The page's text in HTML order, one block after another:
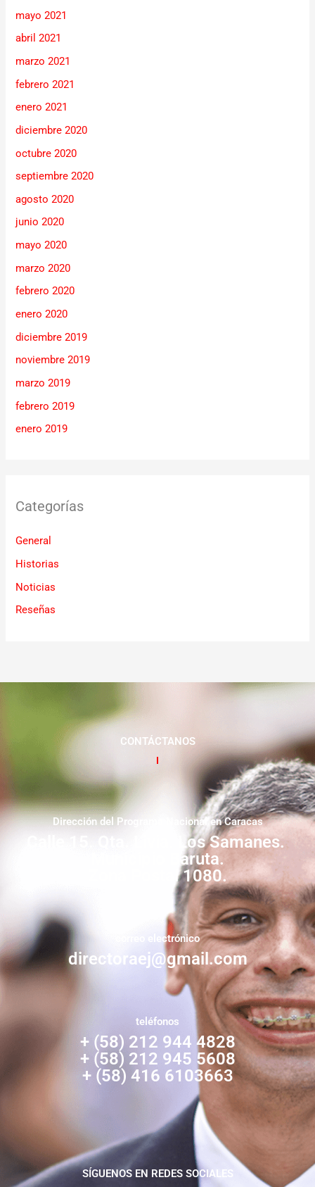
mayo 2021
abril 2021
marzo 2021
febrero 2021
enero 2021
diciembre 2020
octubre 2020
septiembre 2020
agosto 2020
junio 2020
mayo 2020
marzo 2020
febrero 2020
enero 2020
diciembre 2019
noviembre 2019
marzo 2019
febrero 2019
enero 2019
Categorías
General
Historias
Noticias
Reseñas
CONTÁCTANOS
Dirección del Programa Nacional en Caracas
Calle 15. Qta. Livia. Los Samanes.
Municipio Baruta.
Zona Postal 1080.
correo electrónico
directoraej@gmail.com
teléfonos
+ (58) 212 944 4828
+ (58) 212 945 5608
+ (58) 416 6103663
SÍGUENOS EN REDES SOCIALES